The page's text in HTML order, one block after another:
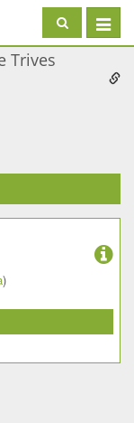
Toggle
Trives
)